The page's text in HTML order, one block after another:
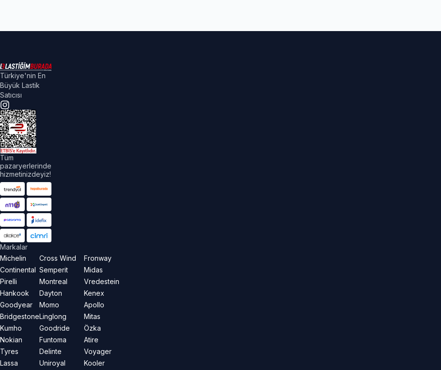
Türkiye'nin En
Büyük Lastik
Satıcısı
Tüm
pazaryerlerinde
hizmetinizdeyiz!
Markalar
Michelin
Continental
Pirelli
Hankook
Goodyear
Bridgestone
Kumho
Nokian
Tyres
Lassa
Cross Wind
Semperit
Montreal
Dayton
Momo
Linglong
Goodride
Funtoma
Delinte
Uniroyal
Fronway
Midas
Vredestein
Kenex
Apollo
Mitas
Özka
Atire
Voyager
Kooler